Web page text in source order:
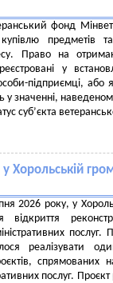
фонд
предметів
Право на
у
підприємці, або
у значенні,
суб’єкта
Хорольській
2026 року, у
відкриття
реалізувати
спрямованих
послуг.